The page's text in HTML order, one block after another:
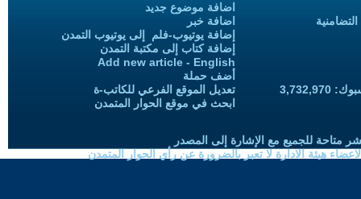
اضافة موضوع جديد
اضافة خبر
إضافة يوتيوب-فلم إلى يوتيوب التمدن
إضافة كتاب إلى مكتبة التمدن
Add new article - English
أضف حملة
تعديل الموقع الفرعي للكاتب-ة
ابحث في موقع الحوار المتمدن
متاحة للجميع مع الإشارة إلى المصدر
هيئة الادارة لا تعبر بالضرورة عن رأي الحوار المتمدن